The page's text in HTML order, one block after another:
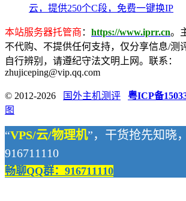
云，提供250个C段，免费一键换IP
本站服务器托管商 ： https://www.iprr.cn。
不代购、不提供任何支持，仅分享信息/测
自行辨别，请遵纪守法文明上网。联系：
zhujiceping@vip.qq.com
© 2012-2026 国外主机测评 粤ICP备
图
“VPS/云/物理机”，干货抢先知晓
916711110
畅聊QQ群：916711110